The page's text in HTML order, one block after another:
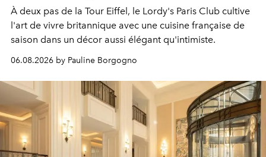
À deux pas de la Tour Eiffel, le Lordy's Paris Club cultive
l'art de vivre britannique avec une cuisine française de
saison dans un décor aussi élégant qu'intimiste.
06.08.2026 by Pauline Borgogno